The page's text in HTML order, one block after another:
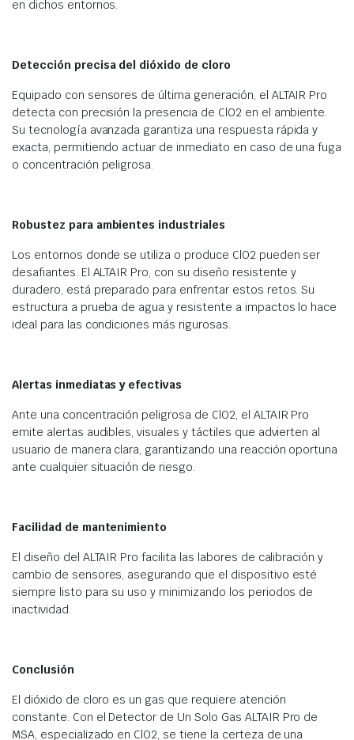
en dichos entornos.
Detección precisa del dióxido de cloro
Equipado con sensores de última generación, el ALTAIR Pro
detecta con precisión la presencia de ClO2 en el ambiente.
Su tecnología avanzada garantiza una respuesta rápida y
exacta, permitiendo actuar de inmediato en caso de una fuga
o concentración peligrosa.
Robustez para ambientes industriales
Los entornos donde se utiliza o produce ClO2 pueden ser
desafiantes. El ALTAIR Pro, con su diseño resistente y
duradero, está preparado para enfrentar estos retos. Su
estructura a prueba de agua y resistente a impactos lo hace
ideal para las condiciones más rigurosas.
Alertas inmediatas y efectivas
Ante una concentración peligrosa de ClO2, el ALTAIR Pro
emite alertas audibles, visuales y táctiles que advierten al
usuario de manera clara, garantizando una reacción oportuna
ante cualquier situación de riesgo.
Facilidad de mantenimiento
El diseño del ALTAIR Pro facilita las labores de calibración y
cambio de sensores, asegurando que el dispositivo esté
siempre listo para su uso y minimizando los periodos de
inactividad.
Conclusión
El dióxido de cloro es un gas que requiere atención
constante. Con el Detector de Un Solo Gas ALTAIR Pro de
MSA, especializado en ClO2, se tiene la certeza de una